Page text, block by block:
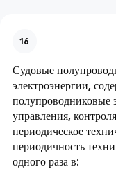
16
Судовые
электроэнергии,
полупроводниковые
управления,
периодическое
периодичность
одного раза в: